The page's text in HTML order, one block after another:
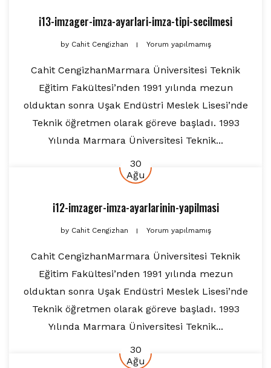
i13-imzager-imza-ayarlari-imza-tipi-secilmesi
byCahit Cengizhan Yorum yapılmamış
Cahit CengizhanMarmara Üniversitesi Teknik
Eğitim Fakültesi’nden 1991 yılında mezun
olduktan sonra Uşak Endüstri Meslek Lisesi’nde
Teknik öğretmen olarak göreve başladı. 1993
Yılında Marmara Üniversitesi Teknik...
30
Ağu
i12-imzager-imza-ayarlarinin-yapilmasi
byCahit Cengizhan Yorum yapılmamış
Cahit CengizhanMarmara Üniversitesi Teknik
Eğitim Fakültesi’nden 1991 yılında mezun
olduktan sonra Uşak Endüstri Meslek Lisesi’nde
Teknik öğretmen olarak göreve başladı. 1993
Yılında Marmara Üniversitesi Teknik...
30
Ağu